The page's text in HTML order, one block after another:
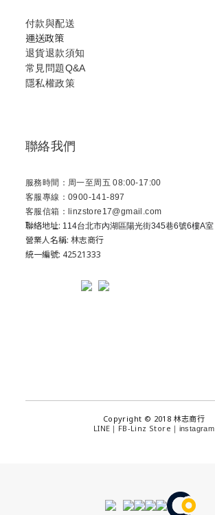
付款與配送
運送政策
退貨退款須知
常見問題Q&A
隱私權政策
聯絡我們
服務時間：周一至周五 08:00-17:00
客服專線：0900-141-897
客服信箱：linzstore17@gmail.com
聯絡地址: 114台北市內湖區陽光街345巷6號6樓A室
營業人名稱: 林志商行
統一編號: 42521333
Copyright © 2018 林志商行
LINE
FB-Linz Store instagram